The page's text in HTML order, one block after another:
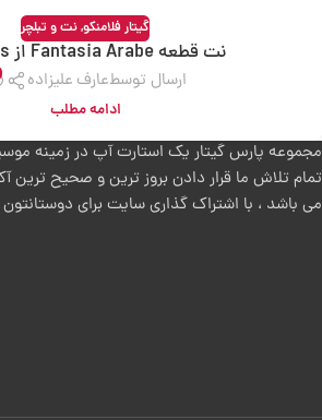
گیتار فلامنکو,نت و تبلچر
نت قطعه Fantasia Arabe از Sabicas
ارسال توسطعارف علیزاده
ادامه مطلب
مجموعه پارس گیتار یک استارت آپ در زمینه
تمام تلاش ما قرار دادن بروز ترین و صحیح ترین
می باشد ، با اشتراک گذاری سایت برای